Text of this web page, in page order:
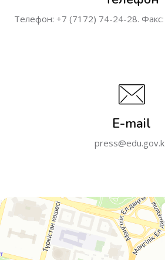
Телефон: +7 (7172) 74-24-28.
E-mail
Министерство просвещения Республики
Министерства, ведомства, государственные